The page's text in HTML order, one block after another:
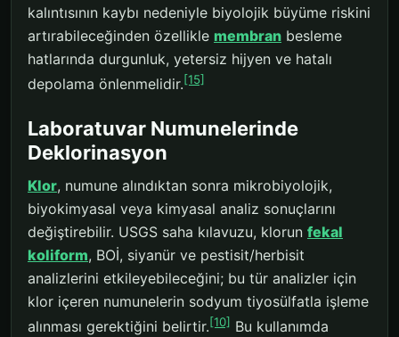
kalıntısının kaybı nedeniyle biyolojik büyüme riskini
artırabileceğinden özellikle membran besleme
hatlarında durgunluk, yetersiz hijyen ve hatalı
depolama önlenmelidir.[15]
Laboratuvar Numunelerinde
Deklorinasyon
Klor, numune alındıktan sonra mikrobiyolojik,
biyokimyasal veya kimyasal analiz sonuçlarını
değiştirebilir. USGS saha kılavuzu, klorun fekal
koliform, BOİ, siyanür ve pestisit/herbisit
analizlerini etkileyebileceğini; bu tür analizler için
klor içeren numunelerin sodyum tiyosülfatla işleme
alınması gerektiğini belirtir.[10] Bu kullanımda